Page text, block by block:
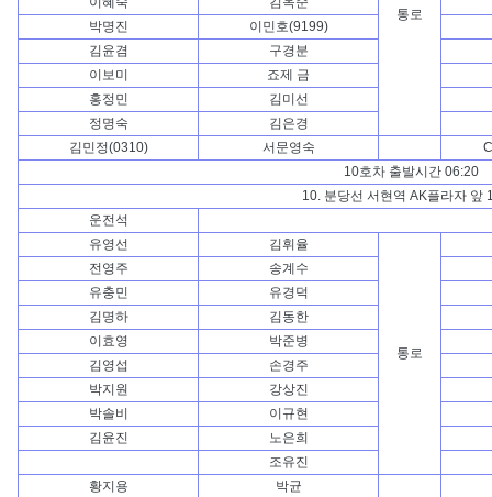
통로
박명진
이민호(9199)
김윤겸
구경분
이보미
죠제 금
홍정민
김미선
정명숙
김은경
김민정(0310)
서문영숙
10호차 출발시간 06:20
10. 분당선 서현역 AK플라자 앞
운전석
유영선
김휘율
통로
전영주
송계수
유충민
유경덕
김명하
김동한
이효영
박준병
김영섭
손경주
박지원
강상진
박솔비
이규현
김윤진
노은희
조유진
황지용
박균